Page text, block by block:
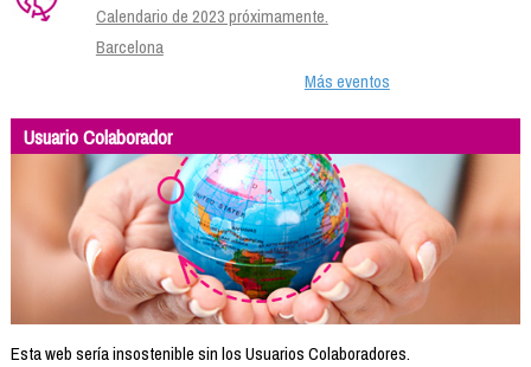
Calendario de 2023 próximamente.
Barcelona
Más eventos
Usuario Colaborador
Esta web sería insostenible sin los Usuarios Colaboradores.